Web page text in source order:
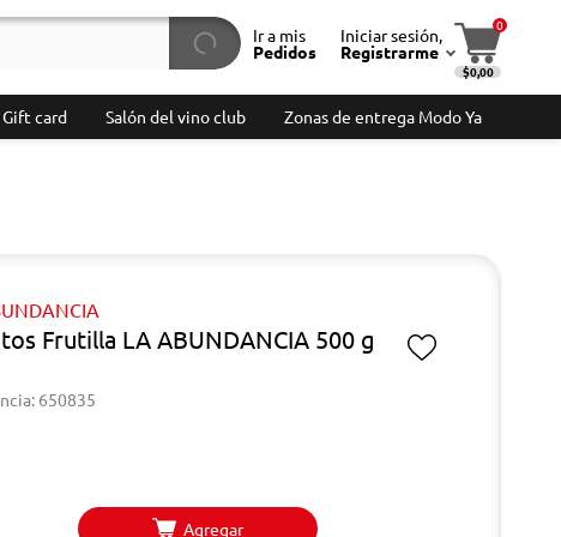
Ir a mis
Pedidos
Iniciar sesión,
Registrarme
0
$0,00
Gift card Salón del vino club Zonas de entrega Modo Ya
Frutilla LA ABUNDANCIA 500 g
650835
Agregar